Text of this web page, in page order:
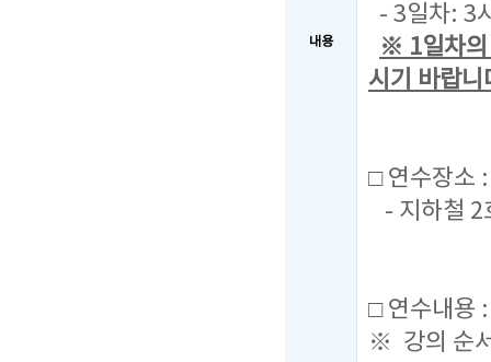
내용
- 3일차: 3
※ 1일차의
시기 바랍니
□ 연수장소
- 지하철 2
□ 연수내용
※ 강의 순